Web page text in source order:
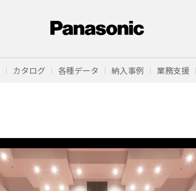
カタログ 各種データ 納入事例 業務支援